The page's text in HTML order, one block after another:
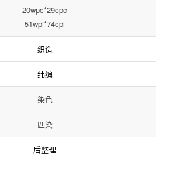
20wpc*29cpc
51wpi*74cpi
织造
纬编
染色
匹染
后整理